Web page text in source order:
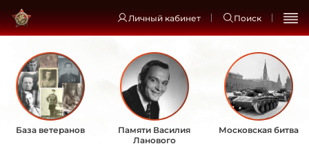
Личный кабинет Поиск
База ветеранов
Памяти Василия
Ланового
Московская битва